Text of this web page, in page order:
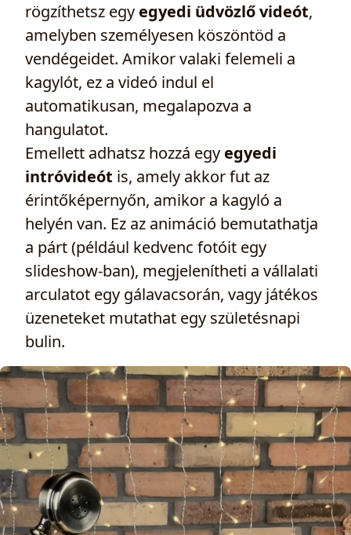
rögzíthetsz egy egyedi üdvözlő videót,
amelyben személyesen köszöntöd a
vendégeidet. Amikor valaki felemeli a
kagylót, ez a videó indul el
automatikusan, megalapozva a
hangulatot.
Emellett adhatsz hozzá egy egyedi
intróvideót is, amely akkor fut az
érintőképernyőn, amikor a kagyló a
helyén van. Ez az animáció bemutathatja
a párt (például kedvenc fotóit egy
slideshow-ban), megjelenítheti a vállalati
arculatot egy gálavacsorán, vagy játékos
üzeneteket mutathat egy születésnapi
bulin.